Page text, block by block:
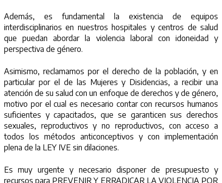
Además, es fundamental la existencia de equipos
interdisciplinarios en nuestros hospitales y centros de salud
que puedan abordar la violencia laboral con idoneidad y
perspectiva de género.
Asimismo, reclamamos por el derecho de la población, y en
particular por el de las Mujeres y Disidencias, a recibir una
atención de su salud con un enfoque de derechos y de género,
motivo por el cual es necesario contar con recursos humanos
suficientes y capacitados, que se garanticen sus derechos
sexuales, reproductivos y no reproductivos, con acceso a
todos los métodos anticonceptivos y con implementación
plena de la LEY IVE sin dilaciones.
Es muy urgente y necesario disponer de presupuesto y
recursos para PREVENIR Y ERRADICAR LA VIOLENCIA POR